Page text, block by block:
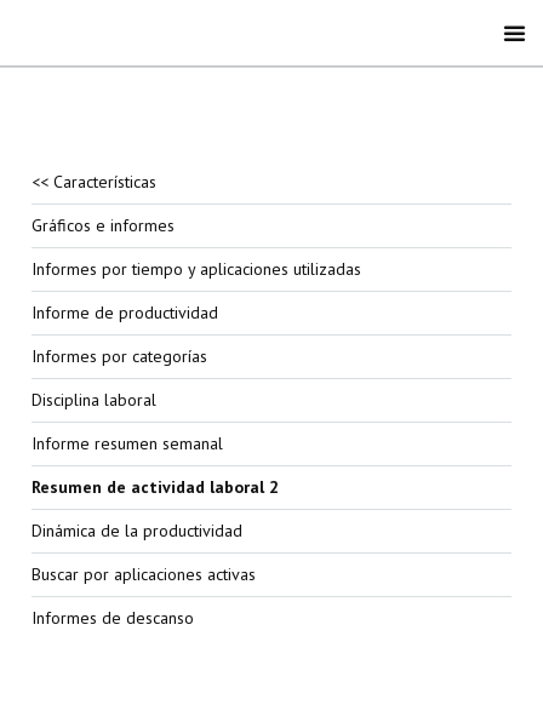
<< Características
Gráficos e informes
Informes por tiempo y aplicaciones utilizadas
Informe de productividad
Informes por categorías
Disciplina laboral
Informe resumen semanal
Resumen de actividad laboral 2
Dinámica de la productividad
Buscar por aplicaciones activas
Informes de descanso